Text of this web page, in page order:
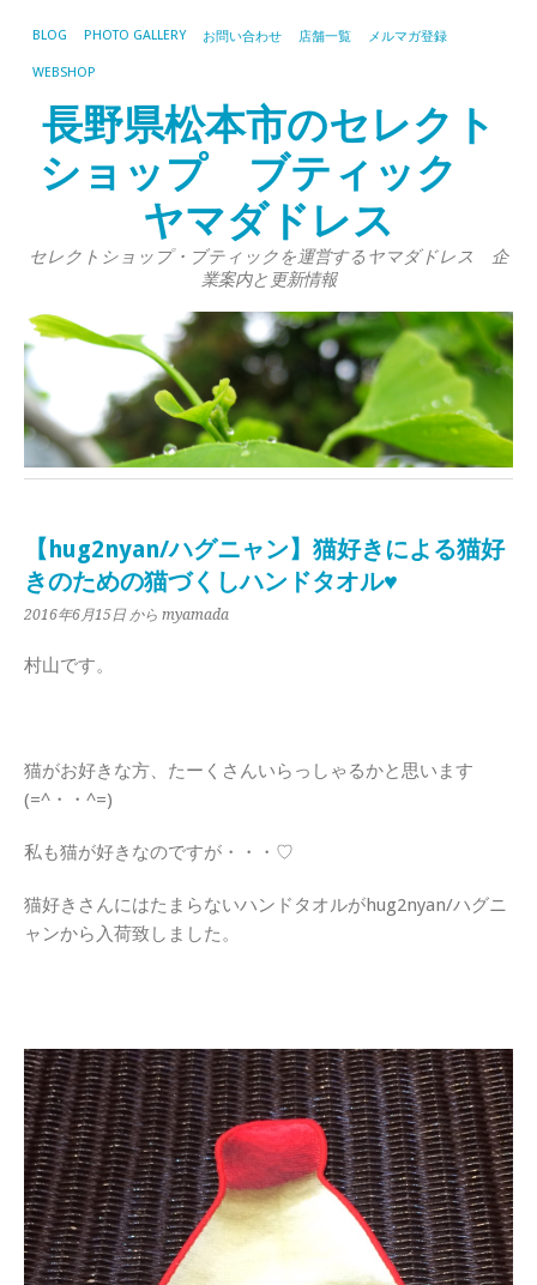
BLOG PHOTO GALLERY お問い合わせ 店舗一覧 メルマガ登録
WEBSHOP
長野県松本市のセレクト
ショップ ブティック
ヤマダドレス
セレクトショップ・ブティックを運営するヤマダドレス 企
業案内と更新情報
【hug2nyan/ハグニャン】猫好きによる猫好
きのための猫づくしハンドタオル♥
2016年6月15日 から myamada
村山です。
猫がお好きな方、たーくさんいらっしゃるかと思います
(=^・・^=)
私も猫が好きなのですが・・・♡
猫好きさんにはたまらないハンドタオルがhug2nyan/ハグニ
ャンから入荷致しました。